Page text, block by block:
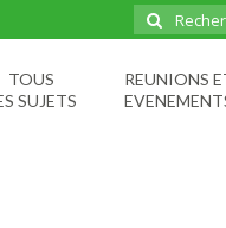
:
TOUS
SUJETS
REUNIONS